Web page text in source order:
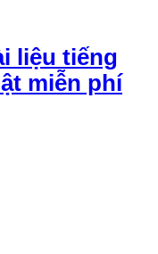
liệu tiếng
miễn phí